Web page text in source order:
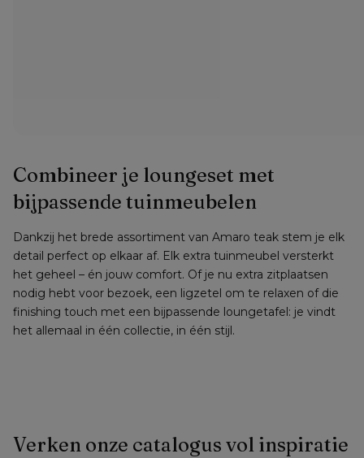
Combineer je loungeset met
bijpassende tuinmeubelen
Dankzij het brede assortiment van Amaro teak stem je elk
detail perfect op elkaar af. Elk extra tuinmeubel versterkt
het geheel – én jouw comfort. Of je nu extra zitplaatsen
nodig hebt voor bezoek, een ligzetel om te relaxen of die
finishing touch met een bijpassende loungetafel: je vindt
het allemaal in één collectie, in één stijl.
Verken onze catalogus vol inspiratie